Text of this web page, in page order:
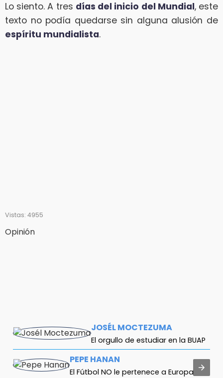
Lo siento. A tres días del inicio del Mundial, este
texto no podía quedarse sin alguna alusión de
espíritu mundialista.
Vistas: 4955
Opinión
JOSÉL MOCTEZUMA
El orgullo de estudiar en la BUAP
PEPE HANAN
El Fútbol NO le pertenece a Europa